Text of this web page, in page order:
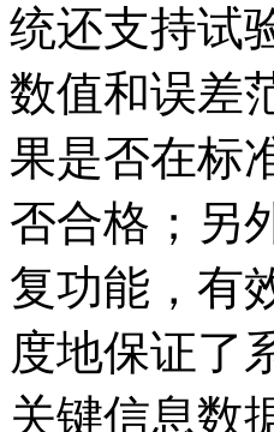
统还支持试
数值和误差
果是否在标
否合格；另
复功能，有
度地保证了
关键信息数